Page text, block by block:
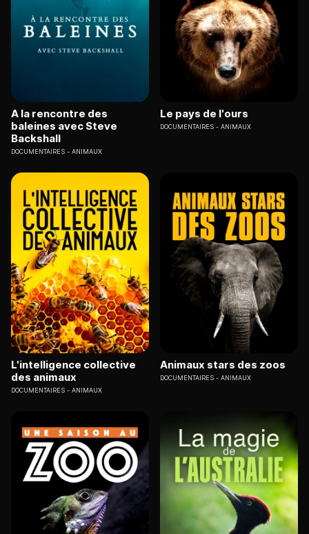
A la rencontre des
baleines avec Steve
Backshall
DOCUMENTAIRES ANIMAUX
Le pays de l'ours
DOCUMENTAIRES ANIMAUX
L'intelligence collective
des animaux
DOCUMENTAIRES ANIMAUX
Animaux stars des zoos
DOCUMENTAIRES ANIMAUX